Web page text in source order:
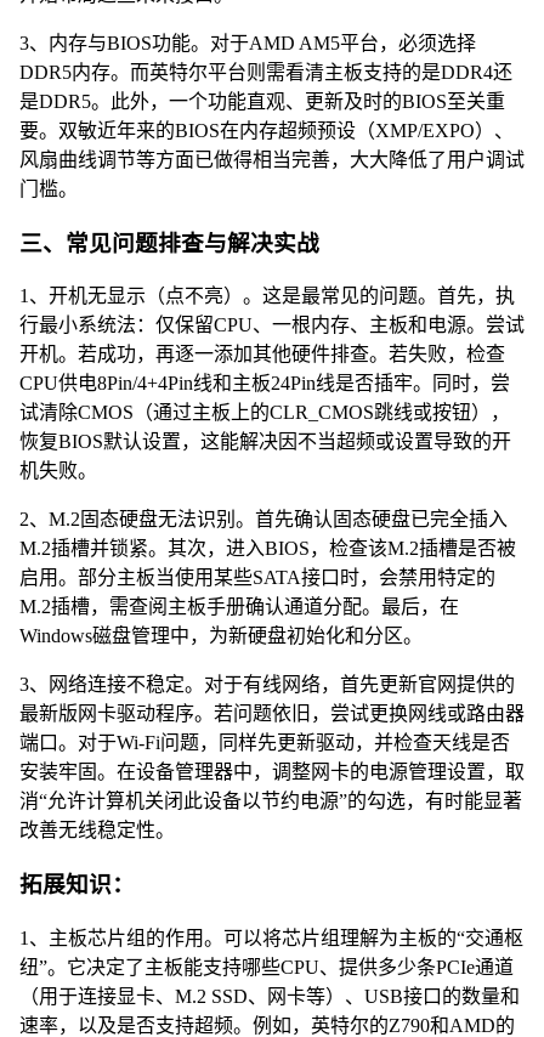
3、内存与BIOS功能。对于AMD AM5平台，必须选择
DDR5内存。而英特尔平台则需看清主板支持的是DDR4还
是DDR5。此外，一个功能直观、更新及时的BIOS至关重
要。双敏近年来的BIOS在内存超频预设（XMP/EXPO）、
风扇曲线调节等方面已做得相当完善，大大降低了用户调试
门槛。
三、常见问题排查与解决实战
1、开机无显示（点不亮）。这是最常见的问题。首先，执
行最小系统法：仅保留CPU、一根内存、主板和电源。尝试
开机。若成功，再逐一添加其他硬件排查。若失败，检查
CPU供电8Pin/4+4Pin线和主板24Pin线是否插牢。同时，尝
试清除CMOS（通过主板上的CLR_CMOS跳线或按钮），
恢复BIOS默认设置，这能解决因不当超频或设置导致的开
机失败。
2、M.2固态硬盘无法识别。首先确认固态硬盘已完全插入
M.2插槽并锁紧。其次，进入BIOS，检查该M.2插槽是否被
启用。部分主板当使用某些SATA接口时，会禁用特定的
M.2插槽，需查阅主板手册确认通道分配。最后，在
Windows磁盘管理中，为新硬盘初始化和分区。
3、网络连接不稳定。对于有线网络，首先更新官网提供的
最新版网卡驱动程序。若问题依旧，尝试更换网线或路由器
端口。对于Wi-Fi问题，同样先更新驱动，并检查天线是否
安装牢固。在设备管理器中，调整网卡的电源管理设置，取
消“允许计算机关闭此设备以节约电源”的勾选，有时能显著
改善无线稳定性。
拓展知识：
1、主板芯片组的作用。可以将芯片组理解为主板的“交通枢
纽”。它决定了主板能支持哪些CPU、提供多少条PCIe通道
（用于连接显卡、M.2 SSD、网卡等）、USB接口的数量和
速率，以及是否支持超频。例如，英特尔的Z790和AMD的